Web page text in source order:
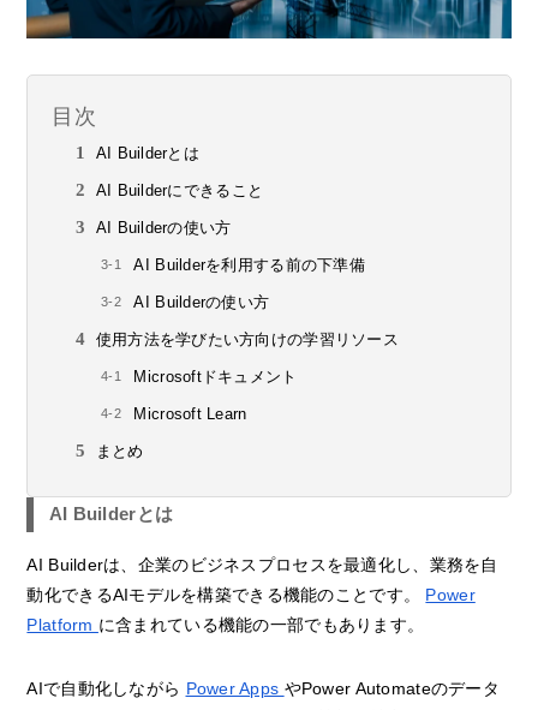
目次
AI Builderとは
AI Builderにできること
AI Builderの使い方
AI Builderを利用する前の下準備
AI Builderの使い方
使用方法を学びたい方向けの学習リソース
Microsoftドキュメント
Microsoft Learn
まとめ
AI Builderとは
AI Builderは、企業のビジネスプロセスを最適化し、業務を自
動化できるAIモデルを構築できる機能のことです。 Power
Platform に含まれている機能の一部でもあります。
AIで自動化しながら Power Apps やPower Automateのデータ